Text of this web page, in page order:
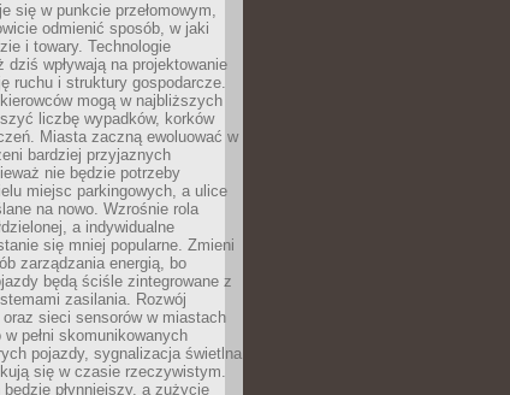
się w punkcie przełomowym,
odmienić sposób, w jaki
i towary. Technologie
dziś wpływają na projektowanie
ruchu i struktury gospodarcze.
mogą w najbliższych
liczbę wypadków, korków
Miasta zaczną ewoluować w
bardziej przyjaznych
nie będzie potrzeby
miejsc parkingowych, a ulice
na nowo. Wzrośnie rola
a indywidualne
się mniej popularne. Zmieni
zarządzania energią, bo
będą ściśle zintegrowane z
zasilania. Rozwój
sieci sensorów w miastach
pełni skomunikowanych
pojazdy, sygnalizacja świetlna
się w czasie rzeczywistym.
płynniejszy, a zużycie